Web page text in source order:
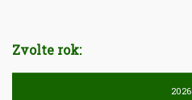
Zvolte rok:
2026